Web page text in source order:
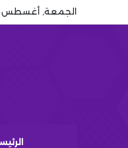
الجمعة, أغسطس 7 2026